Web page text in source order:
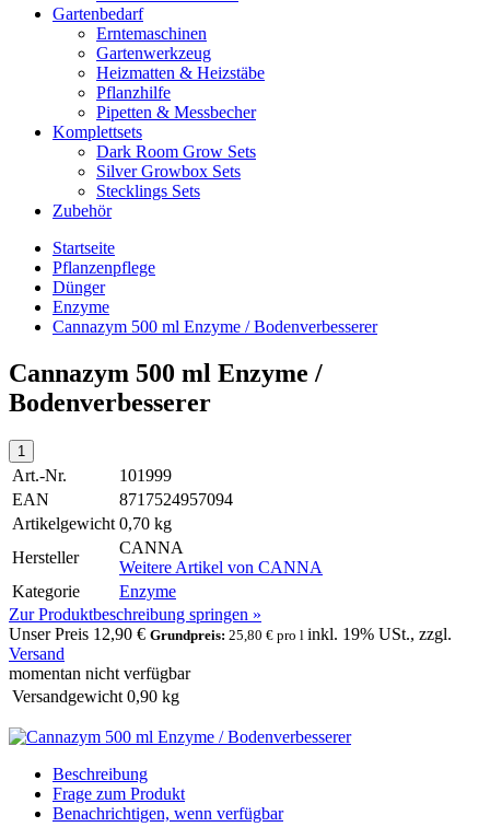
Gartenbedarf
Erntemaschinen
Gartenwerkzeug
Heizmatten & Heizstäbe
Pflanzhilfe
Pipetten & Messbecher
Komplettsets
Dark Room Grow Sets
Silver Growbox Sets
Stecklings Sets
Zubehör
Startseite
Pflanzenpflege
Dünger
Enzyme
Cannazym 500 ml Enzyme / Bodenverbesserer
Cannazym 500 ml Enzyme /
Bodenverbesserer
Art.-Nr.
101999
EAN
8717524957094
Artikelgewicht 0,70 kg
Hersteller
CANNA
Weitere Artikel von CANNA
Kategorie
Enzyme
Zur Produktbeschreibung springen »
Unser Preis 12,90 € Grundpreis: 25,80 € pro l inkl. 19% USt., zzgl.
Versand
momentan nicht verfügbar
Versandgewicht 0,90 kg
Beschreibung
Frage zum Produkt
Benachrichtigen, wenn verfügbar